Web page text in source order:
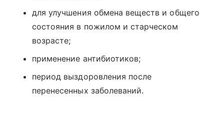
для улучшения обмена веществ и общего
состояния в пожилом и старческом
возрасте;
применение антибиотиков;
период выздоровления после
перенесенных заболеваний.